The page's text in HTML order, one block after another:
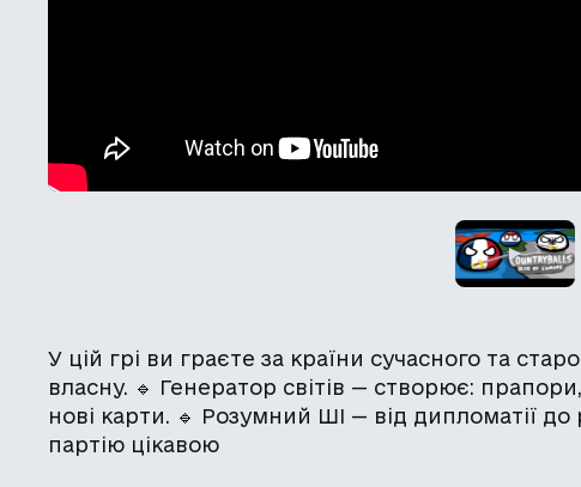
У цій грі ви граєте за країни сучасного та
власну. 🔹 Генератор світів — створює: прапори,
нові карти. 🔹 Розумний ШІ — від дипломатії
партію цікавою